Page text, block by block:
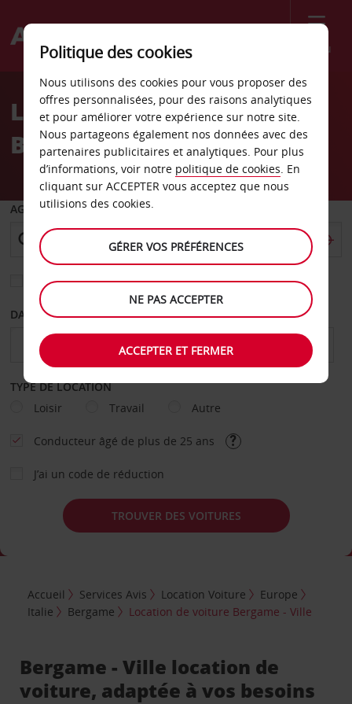
Menu
Welcome
AvisLocation de voiture
Bergame - Ville
AGENCE DE DÉPART
Sélectionnez une autre agence de retour
DATE DE DÉPART DATE DE RETOUR
TYPE DE LOCATION
Loisir
Travail Autre
Conducteur âgé de plus de 25 ans
J’ai un code de réduction
TROUVER DES VOITURES
Accueil Services Avis Location Voiture
Europe
Italie
Bergame Location de voiture Bergame - Ville
Bergame - Ville location de
voiture, adaptée à vos besoins
Politique des cookies
Nous utilisons des cookies pour vous proposer des
offres personnalisées, pour des raisons analytiques
et pour améliorer votre expérience sur notre site.
Nous partageons également nos données avec des
partenaires publicitaires et analytiques. Pour plus
d’informations, voir notre politique de cookies. En
cliquant sur ACCEPTER vous acceptez que nous
utilisions des cookies.
GÉRER VOS PRÉFÉRENCES
NE PAS ACCEPTER
ACCEPTER ET FERMER